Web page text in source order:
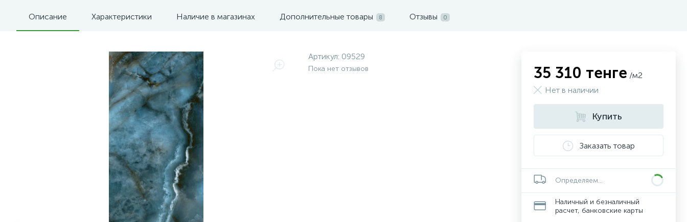
Описание Характеристики Наличие в магазинах Дополнительные товары 8 Отзывы 0
Артикул: 09529
Пока нет отзывов 35 310 тенге /м2
Нет в наличии
Купить
Заказать товар
Определяем...
Наличный и безналичный
расчет, банковские карты